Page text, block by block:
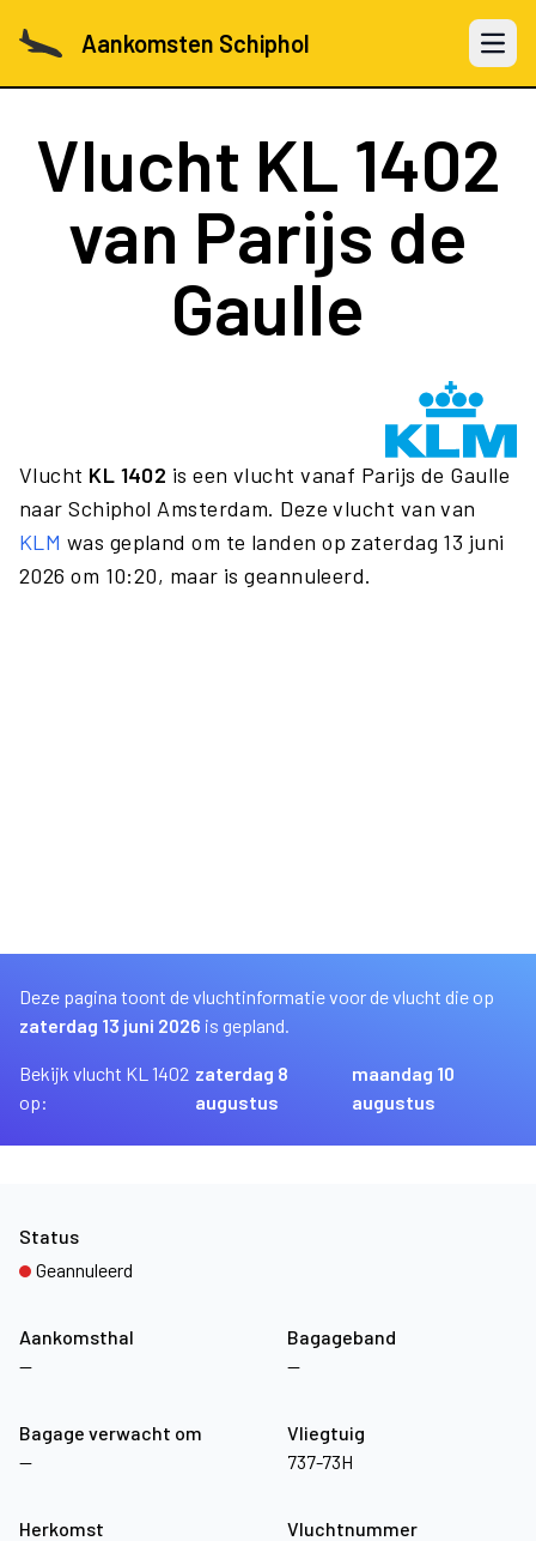
Aankomsten Schiphol Open
Vlucht KL 1402
van Parijs de
Gaulle
Vlucht KL 1402 is een vlucht vanaf Parijs de Gaulle
naar Schiphol Amsterdam. Deze vlucht van van
KLM was gepland om te landen op zaterdag 13 juni
2026 om 10:20, maar is geannuleerd.
Deze pagina toont de vluchtinformatie voor de vlucht die op
zaterdag 13 juni 2026 is gepland.
Bekijk vlucht KL 1402
op:
zaterdag 8
augustus
maandag 10
augustus
Aankomsthal
—
Bagageband
—
Bagage verwacht om
—
Vliegtuig
737-73H
Status
Geannuleerd
Herkomst
Vluchtnummer